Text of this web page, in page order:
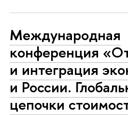
Международная
конференция
и интеграция
и России.
цепочки